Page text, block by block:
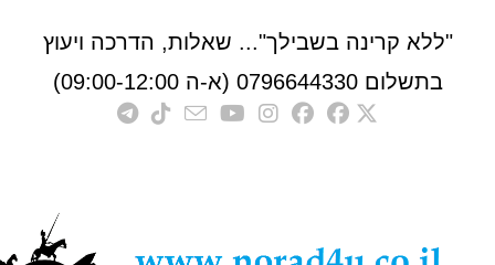
קרינה בשבילך"... שאלות, הדרכה ויעוץ
0796644330 (א-ה 09:00-12:00)